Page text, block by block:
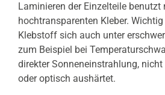
Laminieren der Einzelteile benutzt
hochtransparenten Kleber.
Klebstoff sich auch unter
zum Beispiel bei
direkter Sonneneinstrahlung,
oder optisch aushärtet.